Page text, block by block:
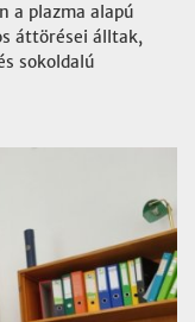
a plazma alapú
áttörései álltak,
sokoldalú